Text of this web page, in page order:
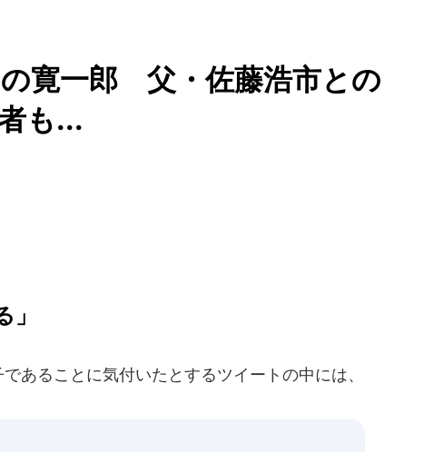
寛一郎 父・佐藤浩市との
も...
」
あることに気付いたとするツイートの中には、